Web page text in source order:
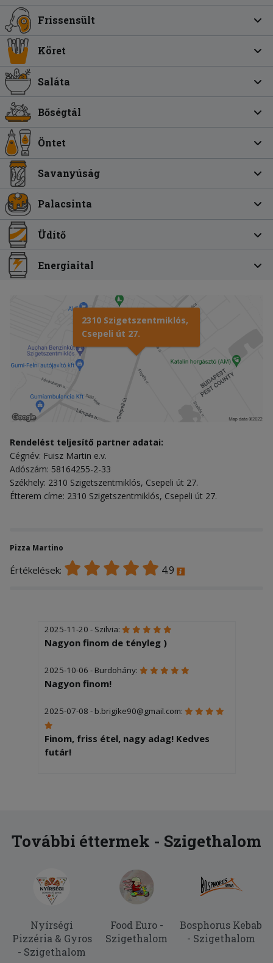
Frissensült
Köret
Saláta
Bőségtál
Öntet
Savanyúság
Palacsinta
Üdítő
Energiaital
2310 Szigetszentmiklós,
Csepeli út 27.
Rendelést teljesítő partner adatai:
Cégnév: Fuisz Martin e.v.
Adószám: 58164255-2-33
Székhely: 2310 Szigetszentmiklós, Csepeli út 27.
Étterem címe: 2310 Szigetszentmiklós, Csepeli út 27.
Pizza Martino
Értékelések: 4.9
2025-11-20 - Szilvia:
Nagyon finom de tényleg )
2025-10-06 - Burdohány:
Nagyon finom!
2025-07-08 - b.brigike90@gmail.com:
Finom, friss étel, nagy adag! Kedves
futár!
További éttermek - Szigethalom
Nyírségi
Pizzéria & Gyros
- Szigethalom
Food Euro -
Szigethalom
Bosphorus Kebab
- Szigethalom